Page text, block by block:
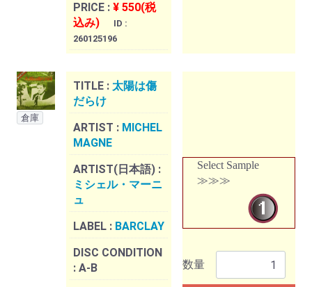
PRICE : ¥ 550(税
込み)
ID :
260125196
倉庫
TITLE : 太陽は傷
だらけ
ARTIST : MICHEL
MAGNE
ARTIST(日本語) :
ミシェル・マーニ
ュ
LABEL : BARCLAY
DISC CONDITION
: A-B
Select Sample
≫≫≫
数量